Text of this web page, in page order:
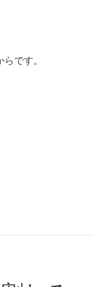
です。